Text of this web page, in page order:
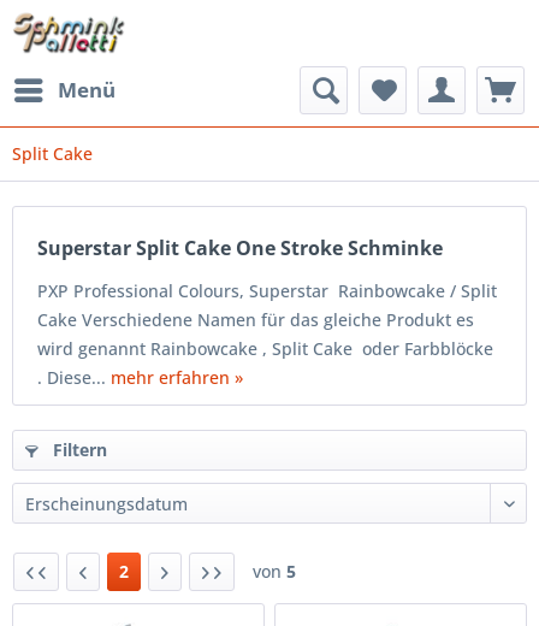
Menü
Split Cake
Superstar Split Cake One Stroke Schminke
PXP Professional Colours, Superstar Rainbowcake / Split
Cake Verschiedene Namen für das gleiche Produkt es
wird genannt Rainbowcake , Split Cake oder Farbblöcke
. Diese... mehr erfahren »
Filtern
2 von 5